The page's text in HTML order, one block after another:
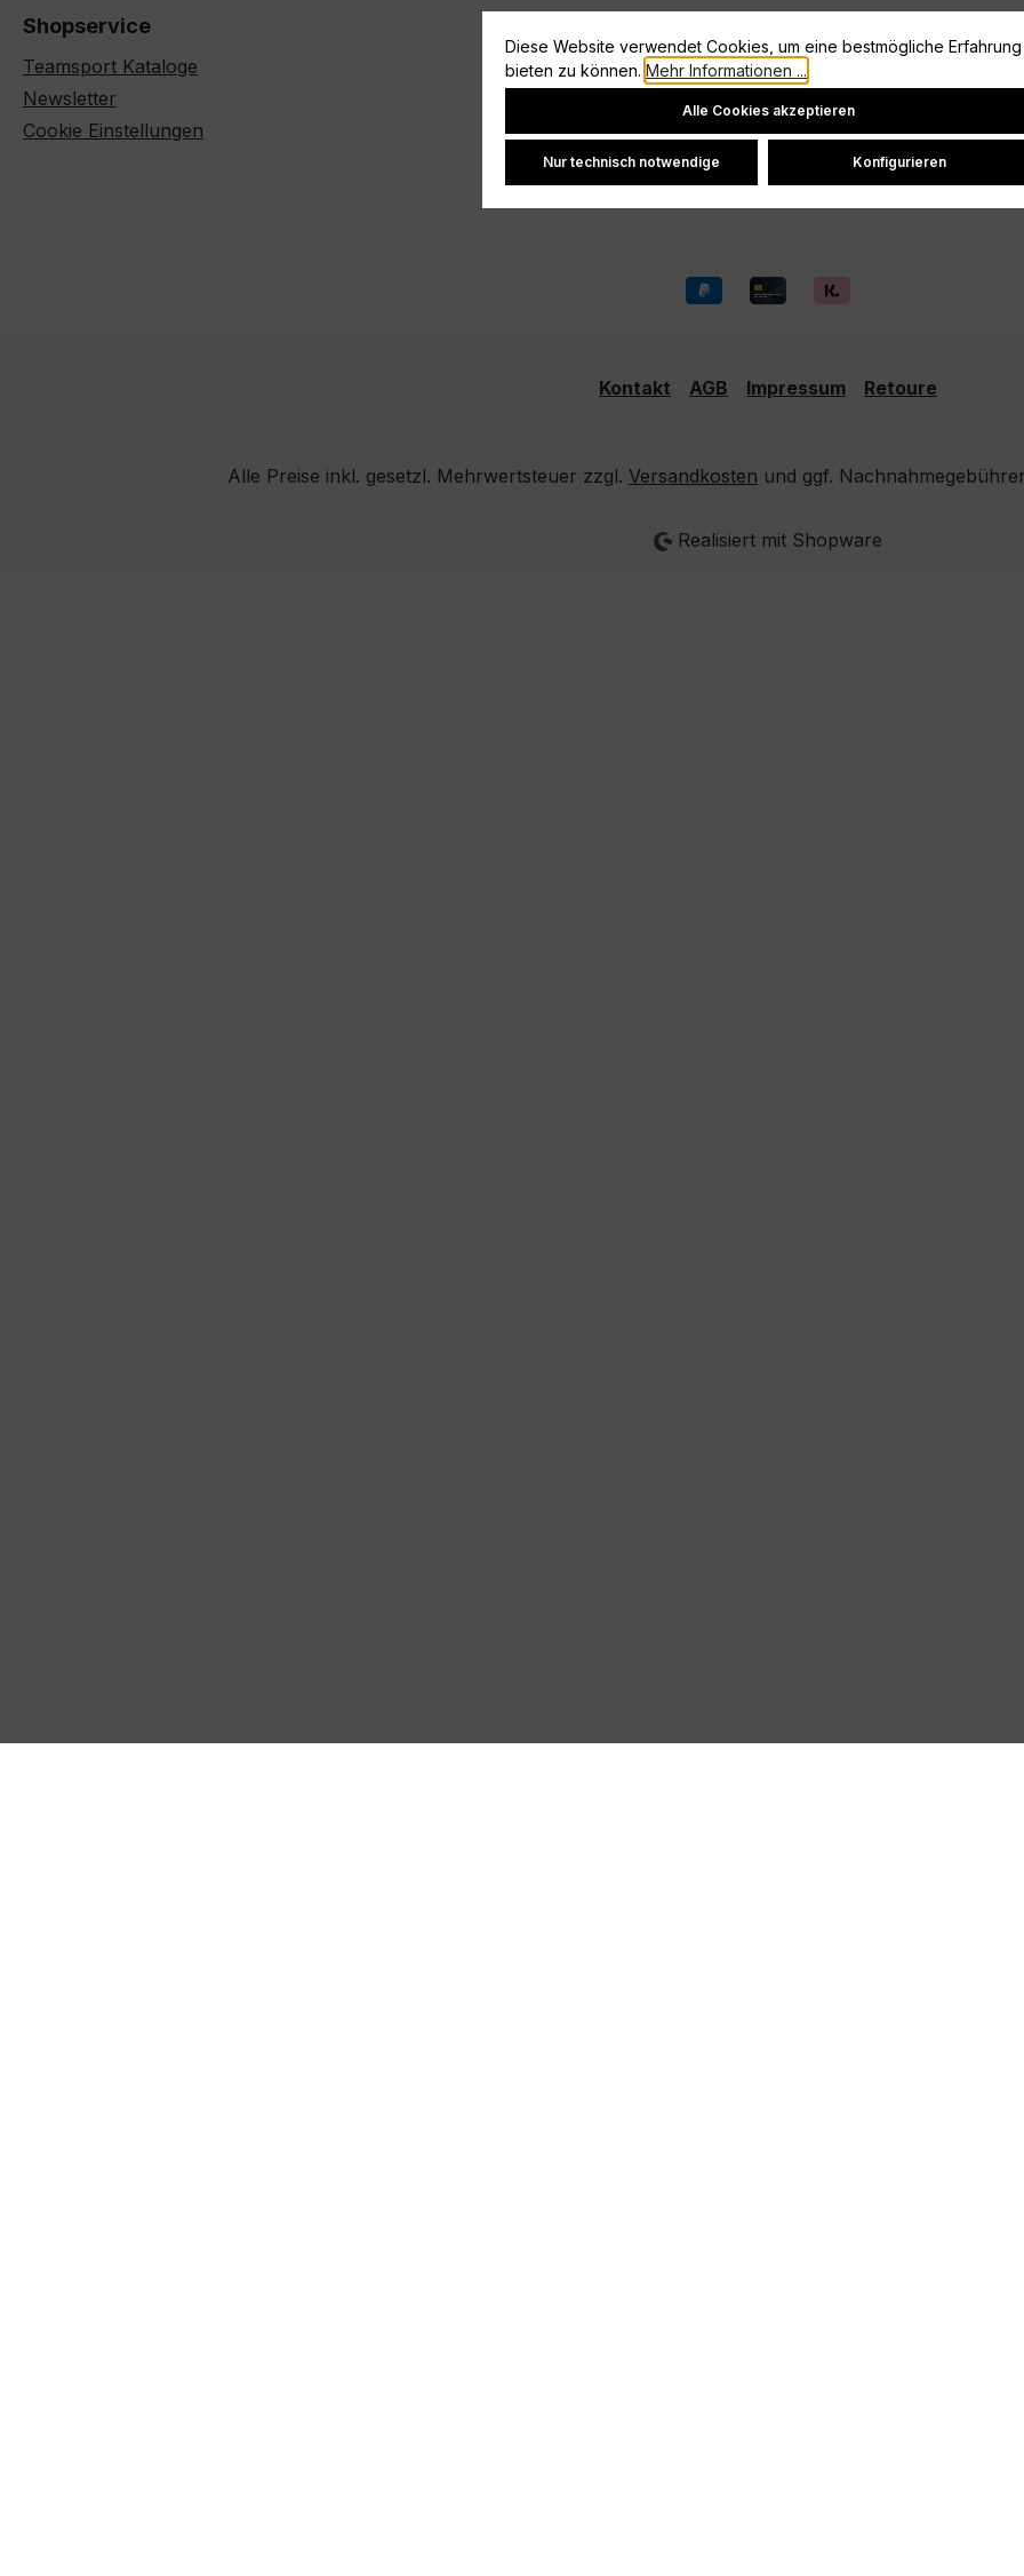
Shopservice
Teamsport Kataloge
Newsletter
Cookie Einstellungen
Vertrag widerrufen
Widerrufsrecht
Versand und Zahlung
Kontakt AGB Impressum Retoure
Alle Preise inkl. gesetzl. Mehrwertsteuer zzgl. Versandkosten und ggf.
Realisiert mit Shopware
Diese Website verwendet Cookies, um eine bestmögliche Erfahrung
bieten zu können. Mehr Informationen ...
Cookie-Einstellungen
Alle Cookies akzeptieren
Nur technisch notwendige Konfigurieren